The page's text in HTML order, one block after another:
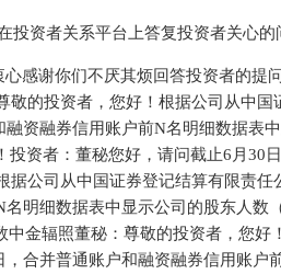
投资者关系平台上答复投资者关心的
感谢你们不厌其烦回答投资者的提
敬的投资者，您好！根据公司从中国
融资融券信用账户前N名明细数据表
投资者：董秘您好，请问截止6月30
据公司从中国证券登记结算有限责
明细数据表中显示公司的股东人数
中金辐照董秘：尊敬的投资者，您
合并普通账户和融资融券信用账户